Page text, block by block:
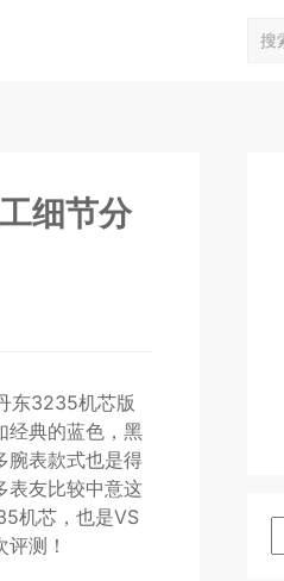
细节分
东3235机芯版
经典的蓝色，黑
腕表款式也是得
表友比较中意这
机芯，也是VS
测！